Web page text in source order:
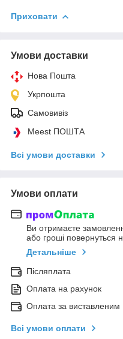
Приховати
Умови доставки
Нова Пошта
Укрпошта
Самовивіз
Meest ПОШТА
Всі умови доставки
Умови оплати
Ви отримаєте
або гроші повернуться
Детальніше
Післяплата
Оплата на рахунок
Оплата за виставленим
Всі умови оплати